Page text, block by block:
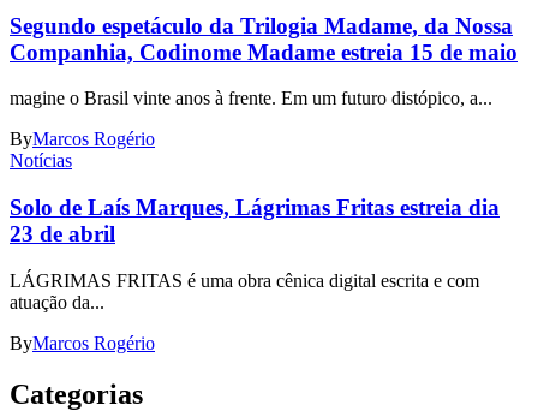
Segundo espetáculo da Trilogia Madame, da Nossa
Companhia, Codinome Madame estreia 15 de maio
magine o Brasil vinte anos à frente. Em um futuro distópico, a...
ByMarcos Rogério
Notícias
Solo de Laís Marques, Lágrimas Fritas estreia dia
23 de abril
LÁGRIMAS FRITAS é uma obra cênica digital escrita e com
atuação da...
ByMarcos Rogério
Categorias